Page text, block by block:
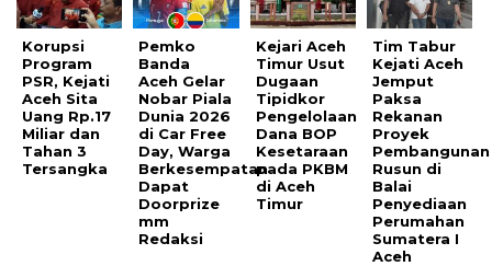
Korupsi
Program
PSR, Kejati
Aceh Sita
Uang Rp.17
Miliar dan
Tahan 3
Tersangka
Pemko
Banda
Aceh Gelar
Nobar Piala
Dunia 2026
di Car Free
Day, Warga
Berkesempatan
Dapat
Doorprize
mm
Redaksi
Kejari Aceh
Timur Usut
Dugaan
Tipidkor
Pengelolaan
Dana BOP
Kesetaraan
pada PKBM
di Aceh
Timur
Tim Tabur
Kejati Aceh
Jemput
Paksa
Rekanan
Proyek
Pembangunan
Rusun di
Balai
Penyediaan
Perumahan
Sumatera I
Aceh